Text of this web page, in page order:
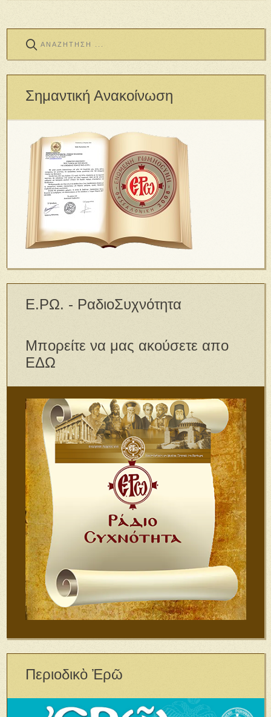
Σημαντική Ανακοίνωση
Ε.ΡΩ. - ΡαδιοΣυχνότητα
Μπορείτε να μας ακούσετε απο
ΕΔΩ
Περιοδικὸ Ἐρῶ